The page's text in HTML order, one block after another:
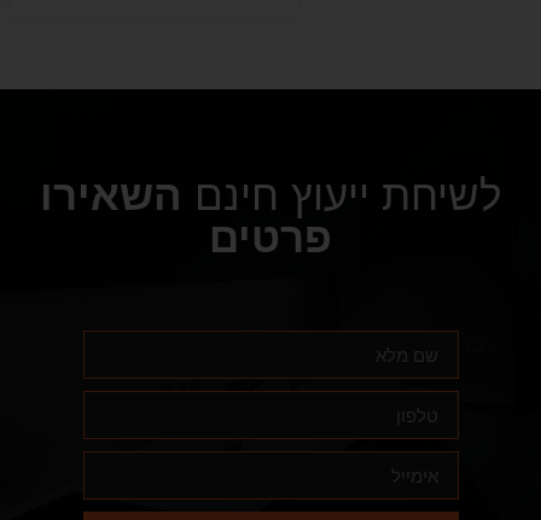
לשיחת ייעוץ חינם השאירו
פרטים